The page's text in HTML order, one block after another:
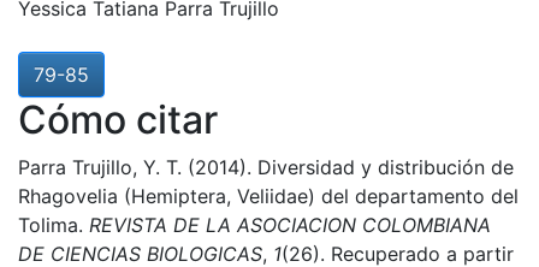
Yessica Tatiana Parra Trujillo
79-85
Cómo citar
Parra Trujillo, Y. T. (2014). Diversidad y distribución de
Rhagovelia (Hemiptera, Veliidae) del departamento del
Tolima. REVISTA DE LA ASOCIACION COLOMBIANA
DE CIENCIAS BIOLOGICAS, 1(26). Recuperado a partir